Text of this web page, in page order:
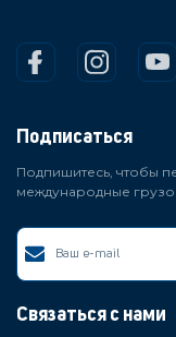
Подписаться
Подпишитесь, чтобы
международные
Связаться с нами